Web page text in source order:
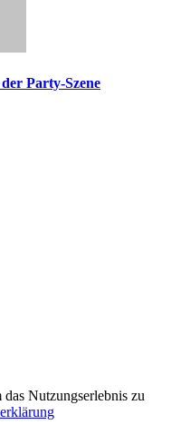
Party-Szene
Nutzungserlebnis zu